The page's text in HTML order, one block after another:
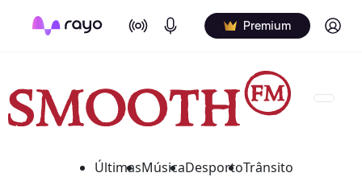
On Air Podcasts Premium Log in
ÚltimasMúsicaDesportoTrânsito